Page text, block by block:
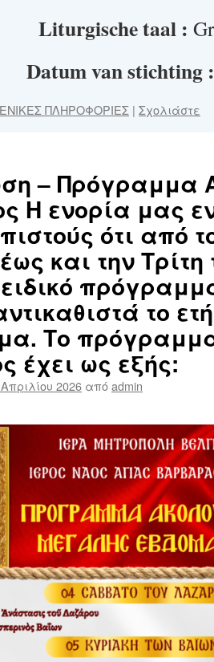
Liturgische taal :
Datum van stichting :
ΠΛΗΡΟΦΟΡΙΕΣ | Σχολιάστε
– Πρόγραμμα
Η ενορία μας
ότι από
και την
ειδικό
το
Το
έχει ως εξής:
2026 απόadmin